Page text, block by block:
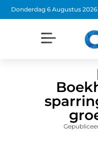
Donderdag 6 Augustus 2026